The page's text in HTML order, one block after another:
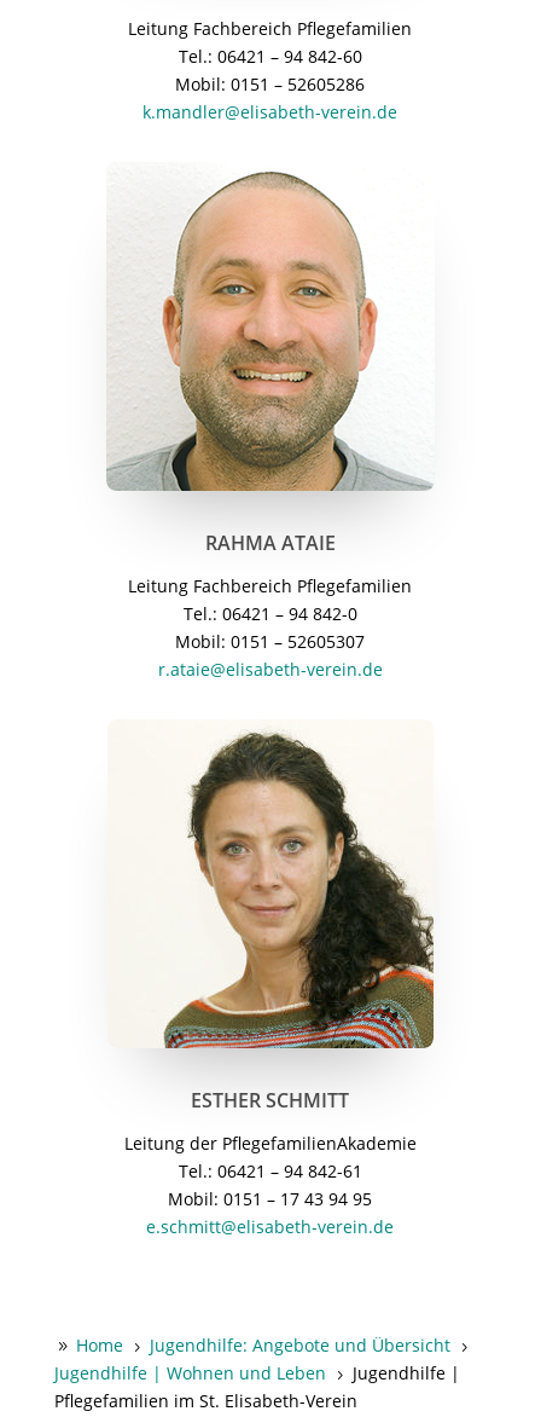
Leitung Fachbereich Pflegefamilien
Tel.: 06421 – 94 842-60
Mobil: 0151 – 52605286
k.mandler@elisabeth-verein.de
RAHMA ATAIE
Leitung Fachbereich Pflegefamilien
Tel.: 06421 – 94 842-0
Mobil: 0151 – 52605307
r.ataie@elisabeth-verein.de
ESTHER SCHMITT
Leitung der PflegefamilienAkademie
Tel.: 06421 – 94 842-61
Mobil: 0151 – 17 43 94 95
e.schmitt@elisabeth-verein.de
9 Home 5 Jugendhilfe: Angebote und Übersicht 5
Jugendhilfe | Wohnen und Leben 5
Jugendhilfe |
Pflegefamilien im St. Elisabeth-Verein